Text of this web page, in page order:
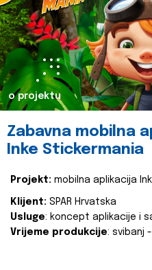
o projektu
Zabavna mobilna
Inke Stickermania
Projekt: mobilna aplikacija
Klijent: SPAR Hrvatska
Usluge: koncept aplikacije i
Vrijeme produkcije: svibanj